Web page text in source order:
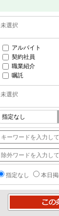
未選択
アルバイト
契約社員
職業紹介
嘱託
未選択
指定なし 本日